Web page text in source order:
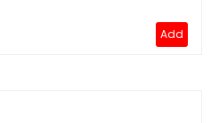
Add